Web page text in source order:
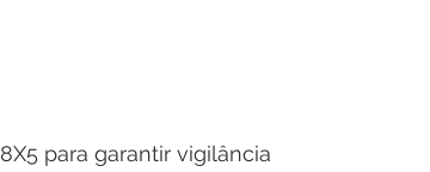
para garantir vigilância